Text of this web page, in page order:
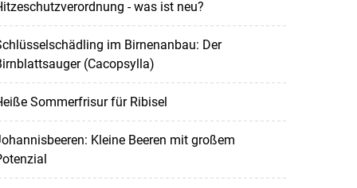
- was ist neu?
im Birnenanbau: Der
(Cacopsylla)
Sommerfrisur für Ribisel
Kleine Beeren mit großem